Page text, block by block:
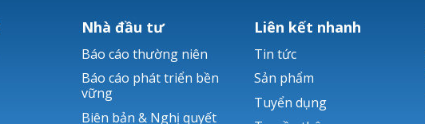
Nhà đầu tư
Báo cáo thường niên
Báo cáo phát triển bền
vững
Biên bản & Nghị quyết
Liên kết nhanh
Tin tức
Sản phẩm
Tuyển dụng